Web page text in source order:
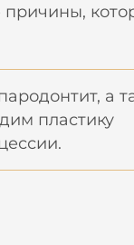
причины,
а
пластику